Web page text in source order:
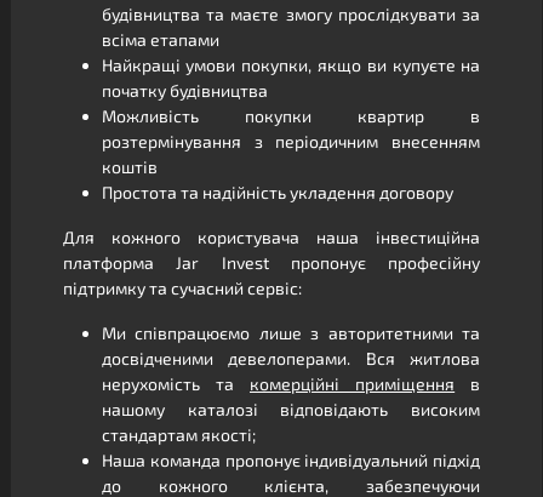
будівництва та маєте змогу прослідкувати за
всіма етапами
Найкращі умови покупки, якщо ви купуєте на
початку будівництва
Можливість покупки квартир в
розтермінування з періодичним внесенням
коштів
Простота та надійність укладення договору
Для кожного користувача наша інвестиційна
платформа Jar Invest пропонує професійну
підтримку та сучасний сервіс:
Ми співпрацюємо лише з авторитетними та
досвідченими девелоперами. Вся житлова
нерухомість та комерційні приміщення в
нашому каталозі відповідають високим
стандартам якості;
Наша команда пропонує індивідуальний підхід
до кожного клієнта, забезпечуючи